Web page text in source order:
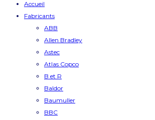
Accueil
Fabricants
ABB
Allen Bradley
Astec
Atlas Copco
B et R
Baldor
Baumuller
BBC